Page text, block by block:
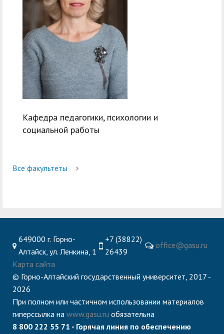
Кафедра педагогики, психологии и
социальной работы
Все факультеты
649000 г. Горно-
Алтайск, ул. Ленкина, 1
+7 (38822)
26439
office@gasu.ru
Карта сайта
© Горно-Алтайский государственный университет, 2017 -
2026
При полном или частичном использовании материалов
гиперссылка на www.gasu.ru обязательна
8 800 222 55 71 - Горячая линия по обеспечению